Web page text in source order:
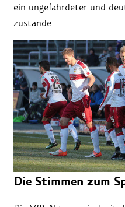
ein ungefährdeter und
zustande.
Die Stimmen zum